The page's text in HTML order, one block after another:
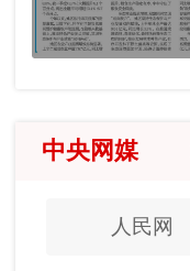
中央网媒
人民网